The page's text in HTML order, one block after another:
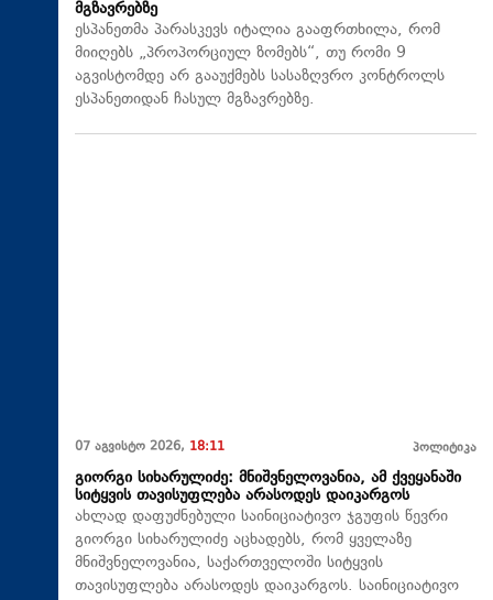
მგზავრებზე
ესპანეთმა პარასკევს იტალია გააფრთხილა, რომ
მიიღებს „პროპორციულ ზომებს“, თუ რომი 9
აგვისტომდე არ გააუქმებს სასაზღვრო კონტროლს
ესპანეთიდან ჩასულ მგზავრებზე.
07 აგვისტო 2026, 18:11 პოლიტიკა
გიორგი სიხარულიძე: მნიშვნელოვანია, ამ ქვეყანაში
სიტყვის თავისუფლება არასოდეს დაიკარგოს
ახლად დაფუძნებული საინიციატივო ჯგუფის წევრი
გიორგი სიხარულიძე აცხადებს, რომ ყველაზე
მნიშვნელოვანია, საქართველოში სიტყვის
თავისუფლება არასოდეს დაიკარგოს. საინიციატივო